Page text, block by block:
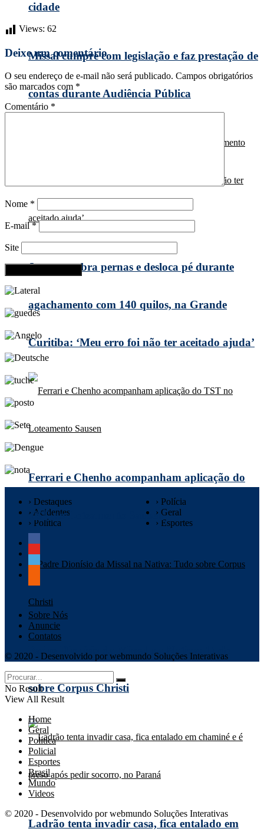
cidade
Missal cumpre com legislação e faz prestação de
contas durante Audiência Pública
Jovem quebra pernas e desloca pé durante
agachamento com 140 quilos, na Grande
Curitiba: ‘Meu erro foi não ter aceitado ajuda’
Ferrari e Chenho acompanham aplicação do
TST no Loteamento Sausen
Padre Dionísio da Missal na Nativa: Tudo
sobre Corpus Christi
Ladrão tenta invadir casa, fica entalado em
Views: 62
Deixe um comentário
O seu endereço de e-mail não será publicado. Campos obrigatórios
são marcados com *
Comentário *
Nome *
E-mail*
Site
› Destaques
› Acidentes
› Política
› Polícia
› Geral
› Esportes
Sobre Nós
Anuncie
Contatos
© 2020 - Desenvolvido por webmundo Soluções Interativas
No Result
View All Result
Home
Geral
Política
Policial
Esportes
Brasil
Mundo
Videos
© 2020 - Desenvolvido por webmundo Soluções Interativas